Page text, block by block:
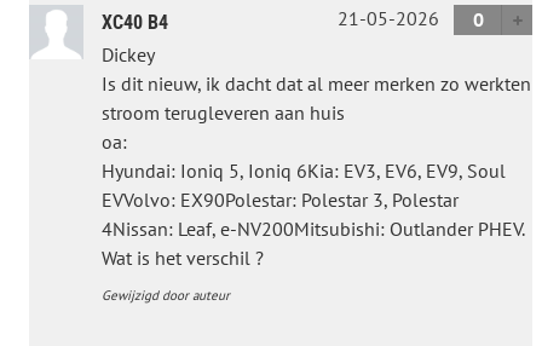
XC40 B4 21-05-2026
0
Dickey
Is dit nieuw, ik dacht dat al meer merken zo werkten
stroom terugleveren aan huis
oa:
Hyundai: Ioniq 5, Ioniq 6Kia: EV3, EV6, EV9, Soul
EVVolvo: EX90Polestar: Polestar 3, Polestar
4Nissan: Leaf, e-NV200Mitsubishi: Outlander PHEV.
Wat is het verschil ?
Gewijzigd door auteur